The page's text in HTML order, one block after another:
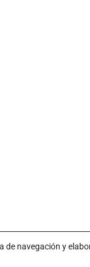
de navegación y